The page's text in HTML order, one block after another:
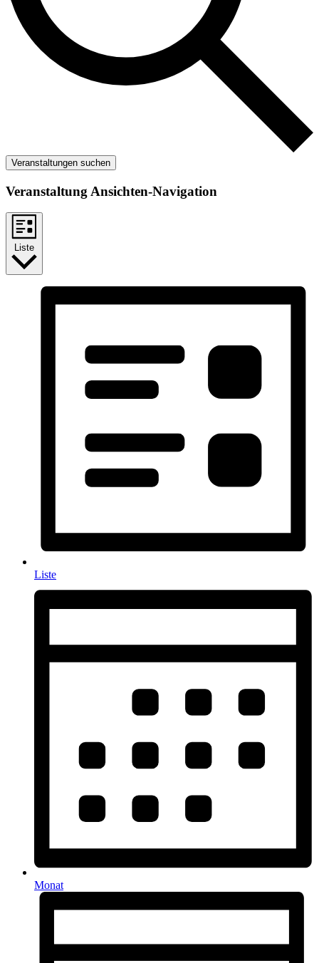
Veranstaltungen suchen
Veranstaltung Ansichten-Navigation
Liste
Liste
Monat